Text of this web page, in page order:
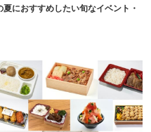
におすすめしたい旬なイベント・